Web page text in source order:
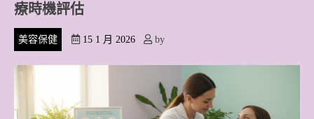
療時機評估
美容保健 15 1 月 2026 by